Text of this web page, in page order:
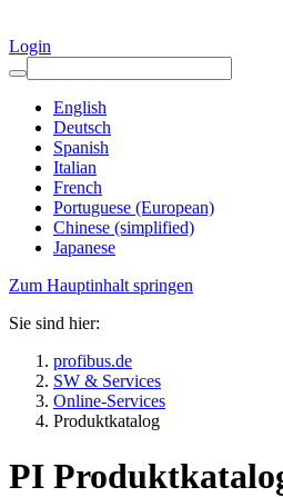
Login
English
Deutsch
Spanish
Italian
French
Portuguese (European)
Chinese (simplified)
Japanese
Zum Hauptinhalt springen
Sie sind hier:
profibus.de
SW & Services
Online-Services
Produktkatalog
PI